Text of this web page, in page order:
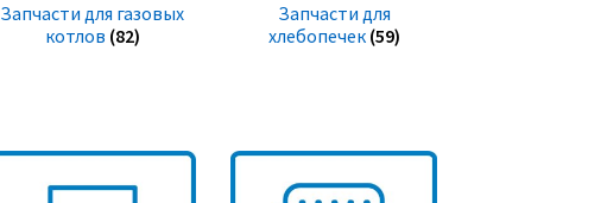
Запчасти для газовых
котлов (82)
Запчасти для
хлебопечек (59)